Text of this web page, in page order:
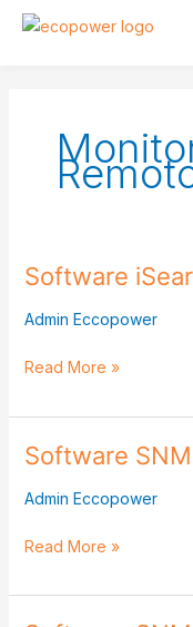
para
Software
Admin Eccopower
Software
Read More »
Software
Admin Eccopower
Software
View
Read More »